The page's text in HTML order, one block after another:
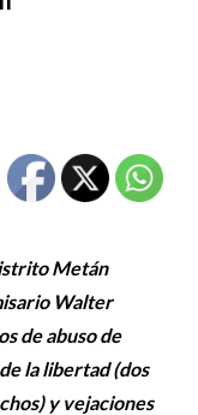
Metán
Walter
de abuso de
la libertad (dos
y vejaciones